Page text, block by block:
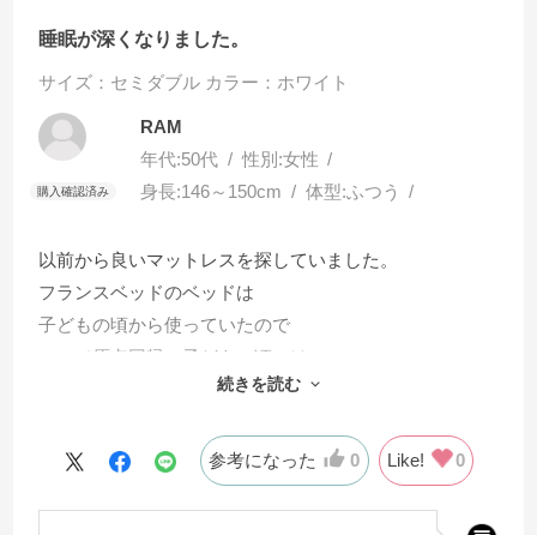
睡眠が深くなりました。
サイズ：セミダブル カラー：ホワイト
RAM
年代:50代 性別:女性
身長:146～150cm 体型:ふつう
以前から良いマットレスを探していました。
フランスベッドのベッドは
子どもの頃から使っていたので
ここで原点回帰。子どもの頃には
より寝心地の良さを
感じますし、細部まで品質にこだわって
続きを読む
参考になった 0 Like! 0